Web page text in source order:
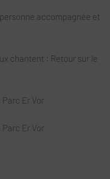
accompagnée et
chantent : Retour sur le
Er Vor
Er Vor